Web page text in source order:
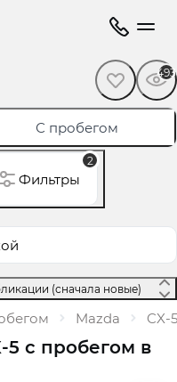
493
С пробегом
2
Фильтры
Mazda CX‑5
с пробегом в